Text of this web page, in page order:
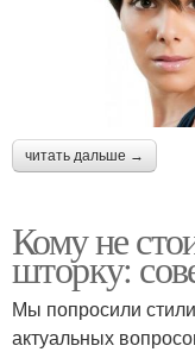
читать дальше →
Кому не
шторку:
Мы попросили
актуальных